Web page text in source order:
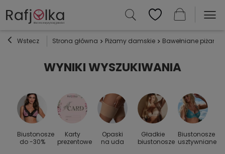
Wstecz Strona główna Piżamy damskie Bawełniane
WYNIKI WYSZUKIWANIA
Biustonosze
do -30%
Karty
prezentowe
Opaski
na uda
Gładkie
biustonosze
Biustonosze
usztywniane